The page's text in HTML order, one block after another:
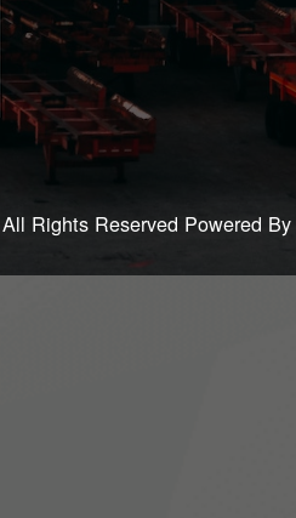
All Rights Reserved Powered By